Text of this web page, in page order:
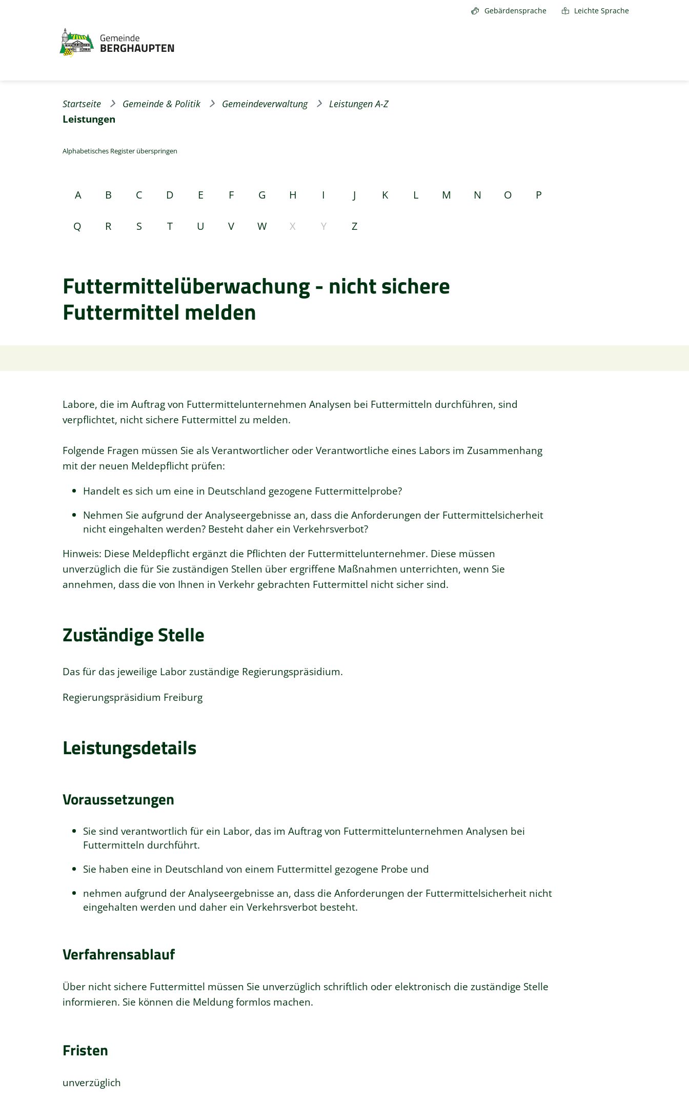
Gebärdensprache Leichte Sprache
Startseite Gemeinde & Politik Gemeindeverwaltung Leistungen A-Z
Leistungen
Alphabetisches Register überspringen
A B C D E F G H I J K L M N O P
Q R S T U V W X Y Z
Futtermittelüberwachung - nicht sichere
Futtermittel melden
Labore, die im Auftrag von Futtermittelunternehmen Analysen bei Futtermitteln durchführen, sind
verpflichtet, nicht sichere Futtermittel zu melden.
Folgende Fragen müssen Sie als Verantwortlicher oder Verantwortliche eines Labors im Zusammenhang
mit der neuen Meldepflicht prüfen:
Handelt es sich um eine in Deutschland gezogene Futtermittelprobe?
Nehmen Sie aufgrund der Analyseergebnisse an, dass die Anforderungen der Futtermittelsicherheit
nicht eingehalten werden? Besteht daher ein Verkehrsverbot?
Hinweis: Diese Meldepflicht ergänzt die Pflichten der Futtermittelunternehmer. Diese müssen
unverzüglich die für Sie zuständigen Stellen über ergriffene Maßnahmen unterrichten, wenn Sie
annehmen, dass die von Ihnen in Verkehr gebrachten Futtermittel nicht sicher sind.
Zuständige Stelle
Das für das jeweilige Labor zuständige Regierungspräsidium.
Regierungspräsidium Freiburg
Leistungsdetails
Voraussetzungen
Sie sind verantwortlich für ein Labor, das im Auftrag von Futtermittelunternehmen Analysen bei
Futtermitteln durchführt.
Sie haben eine in Deutschland von einem Futtermittel gezogene Probe und
nehmen aufgrund der Analyseergebnisse an, dass die Anforderungen der Futtermittelsicherheit nicht
eingehalten werden und daher ein Verkehrsverbot besteht.
Verfahrensablauf
Über nicht sichere Futtermittel müssen Sie unverzüglich schriftlich oder elektronisch die zuständige Stelle
informieren. Sie können die Meldung formlos machen.
Fristen
unverzüglich